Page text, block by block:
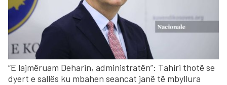
“E lajmëruam Deharin, administratën”: Tahiri thotë se
dyert e sallës ku mbahen seancat janë të mbyllura